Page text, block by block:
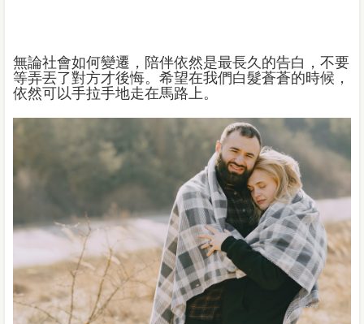
無論社會如何變遷，陪伴依然是最長久的告白，不要
等弄丟了對方才後悔。希望在我們白髮蒼蒼的時候，
依然可以手拉手地走在馬路上。